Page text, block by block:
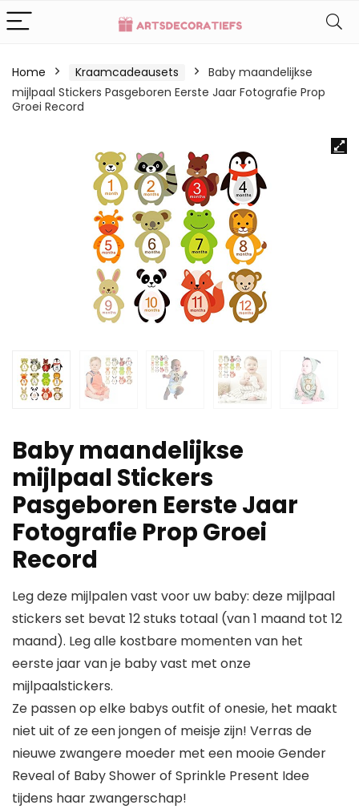
Home Kraamcadeausets
Baby maandelijkse
mijlpaal Stickers Pasgeboren Eerste Jaar Fotografie Prop
Groei Record
Baby maandelijkse
mijlpaal Stickers
Pasgeboren Eerste Jaar
Fotografie Prop Groei
Record
Leg deze mijlpalen vast voor uw baby: deze mijlpaal
stickers set bevat 12 stuks totaal (van 1 maand tot 12
maand). Leg alle kostbare momenten van het
eerste jaar van je baby vast met onze
mijlpaalstickers.
Ze passen op elke babys outfit of onesie, het maakt
niet uit of ze een jongen of meisje zijn! Verras de
nieuwe zwangere moeder met een mooie Gender
Reveal of Baby Shower of Sprinkle Present Idee
tijdens haar zwangerschap!